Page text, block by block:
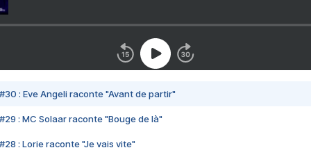
#30 : Eve Angeli raconte "Avant de partir"
#29 : MC Solaar raconte "Bouge de là"
#28 : Lorie raconte "Je vais vite"